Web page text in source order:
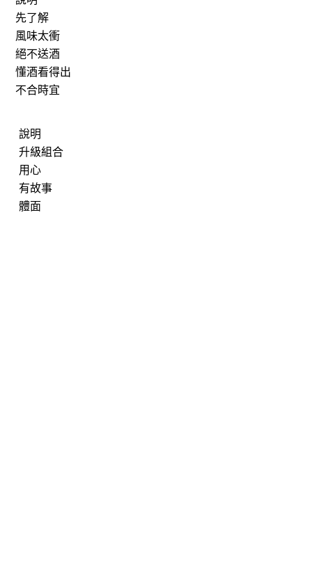
先了解
風味太衝
絕不送酒
懂酒看得出
不合時宜
說明
升級組合
用心
有故事
體面